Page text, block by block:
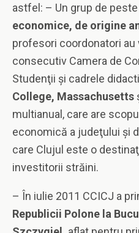
astfel: – Un grup de
economice, de origine
profesori coordonatori au
consecutiv Camera de
Studenţii şi cadrele
College, Massachusetts
multianual, care are
economică a judeţului şi
care Clujul este o
investitorii străini.
– În iulie 2011 CCICJ a
Republicii Polone la